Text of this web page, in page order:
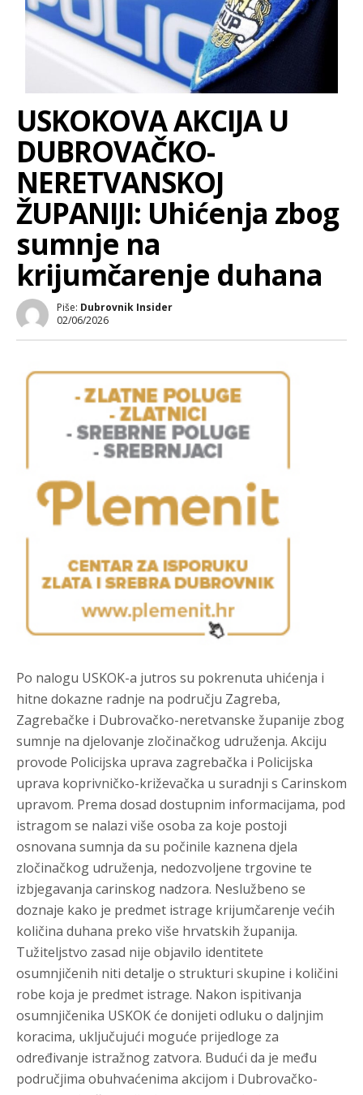
USKOKOVA AKCIJA U
DUBROVAČKO-
NERETVANSKOJ
ŽUPANIJI: Uhićenja zbog
sumnje na
krijumčarenje duhana
Piše: Dubrovnik Insider
02/06/2026
Po nalogu USKOK-a jutros su pokrenuta uhićenja i
hitne dokazne radnje na području Zagreba,
Zagrebačke i Dubrovačko-neretvanske županije zbog
sumnje na djelovanje zločinačkog udruženja. Akciju
provode Policijska uprava zagrebačka i Policijska
uprava koprivničko-križevačka u suradnji s Carinskom
upravom. Prema dosad dostupnim informacijama, pod
istragom se nalazi više osoba za koje postoji
osnovana sumnja da su počinile kaznena djela
zločinačkog udruženja, nedozvoljene trgovine te
izbjegavanja carinskog nadzora. Neslužbeno se
doznaje kako je predmet istrage krijumčarenje većih
količina duhana preko više hrvatskih županija.
Tužiteljstvo zasad nije objavilo identitete
osumnjičenih niti detalje o strukturi skupine i količini
robe koja je predmet istrage. Nakon ispitivanja
osumnjičenika USKOK će donijeti odluku o daljnjim
koracima, uključujući moguće prijedloge za
određivanje istražnog zatvora. Budući da je među
područjima obuhvaćenima akcijom i Dubrovačko-